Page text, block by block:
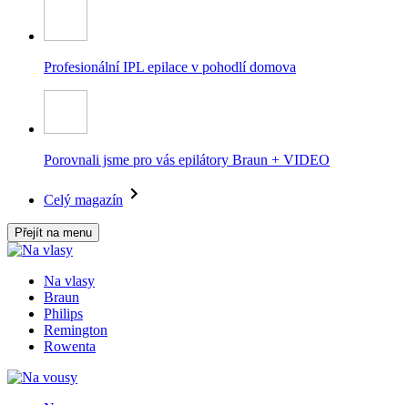
Profesionální IPL epilace v pohodlí domova
Porovnali jsme pro vás epilátory Braun + VIDEO
Celý magazín
Přejít na menu
Na vlasy
Braun
Philips
Remington
Rowenta